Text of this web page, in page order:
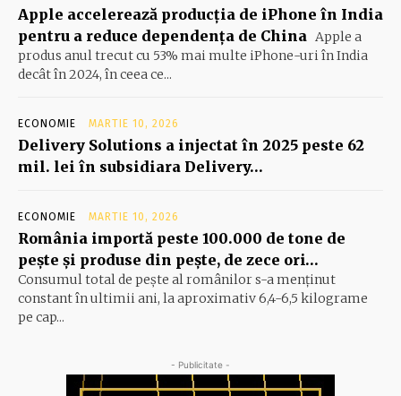
Apple accelerează producția de iPhone în India
pentru a reduce dependența de China Apple a
produs anul trecut cu 53% mai multe iPhone-uri în India
decât în 2024, în ceea ce...
ECONOMIE MARTIE 10, 2026
Delivery Solutions a injectat în 2025 peste 62
mil. lei în subsidiara Delivery…
ECONOMIE MARTIE 10, 2026
România importă peste 100.000 de tone de
peşte şi produse din peşte, de zece ori…
Consumul total de peşte al ro­mâ­nilor s-a menţinut
constant în ul­timii ani, la aproximativ 6,4-6,5 ki­lograme
pe cap...
- Publicitate -